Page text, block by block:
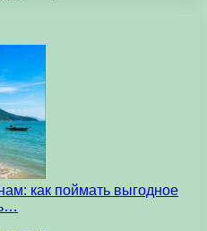
как поймать выгодное